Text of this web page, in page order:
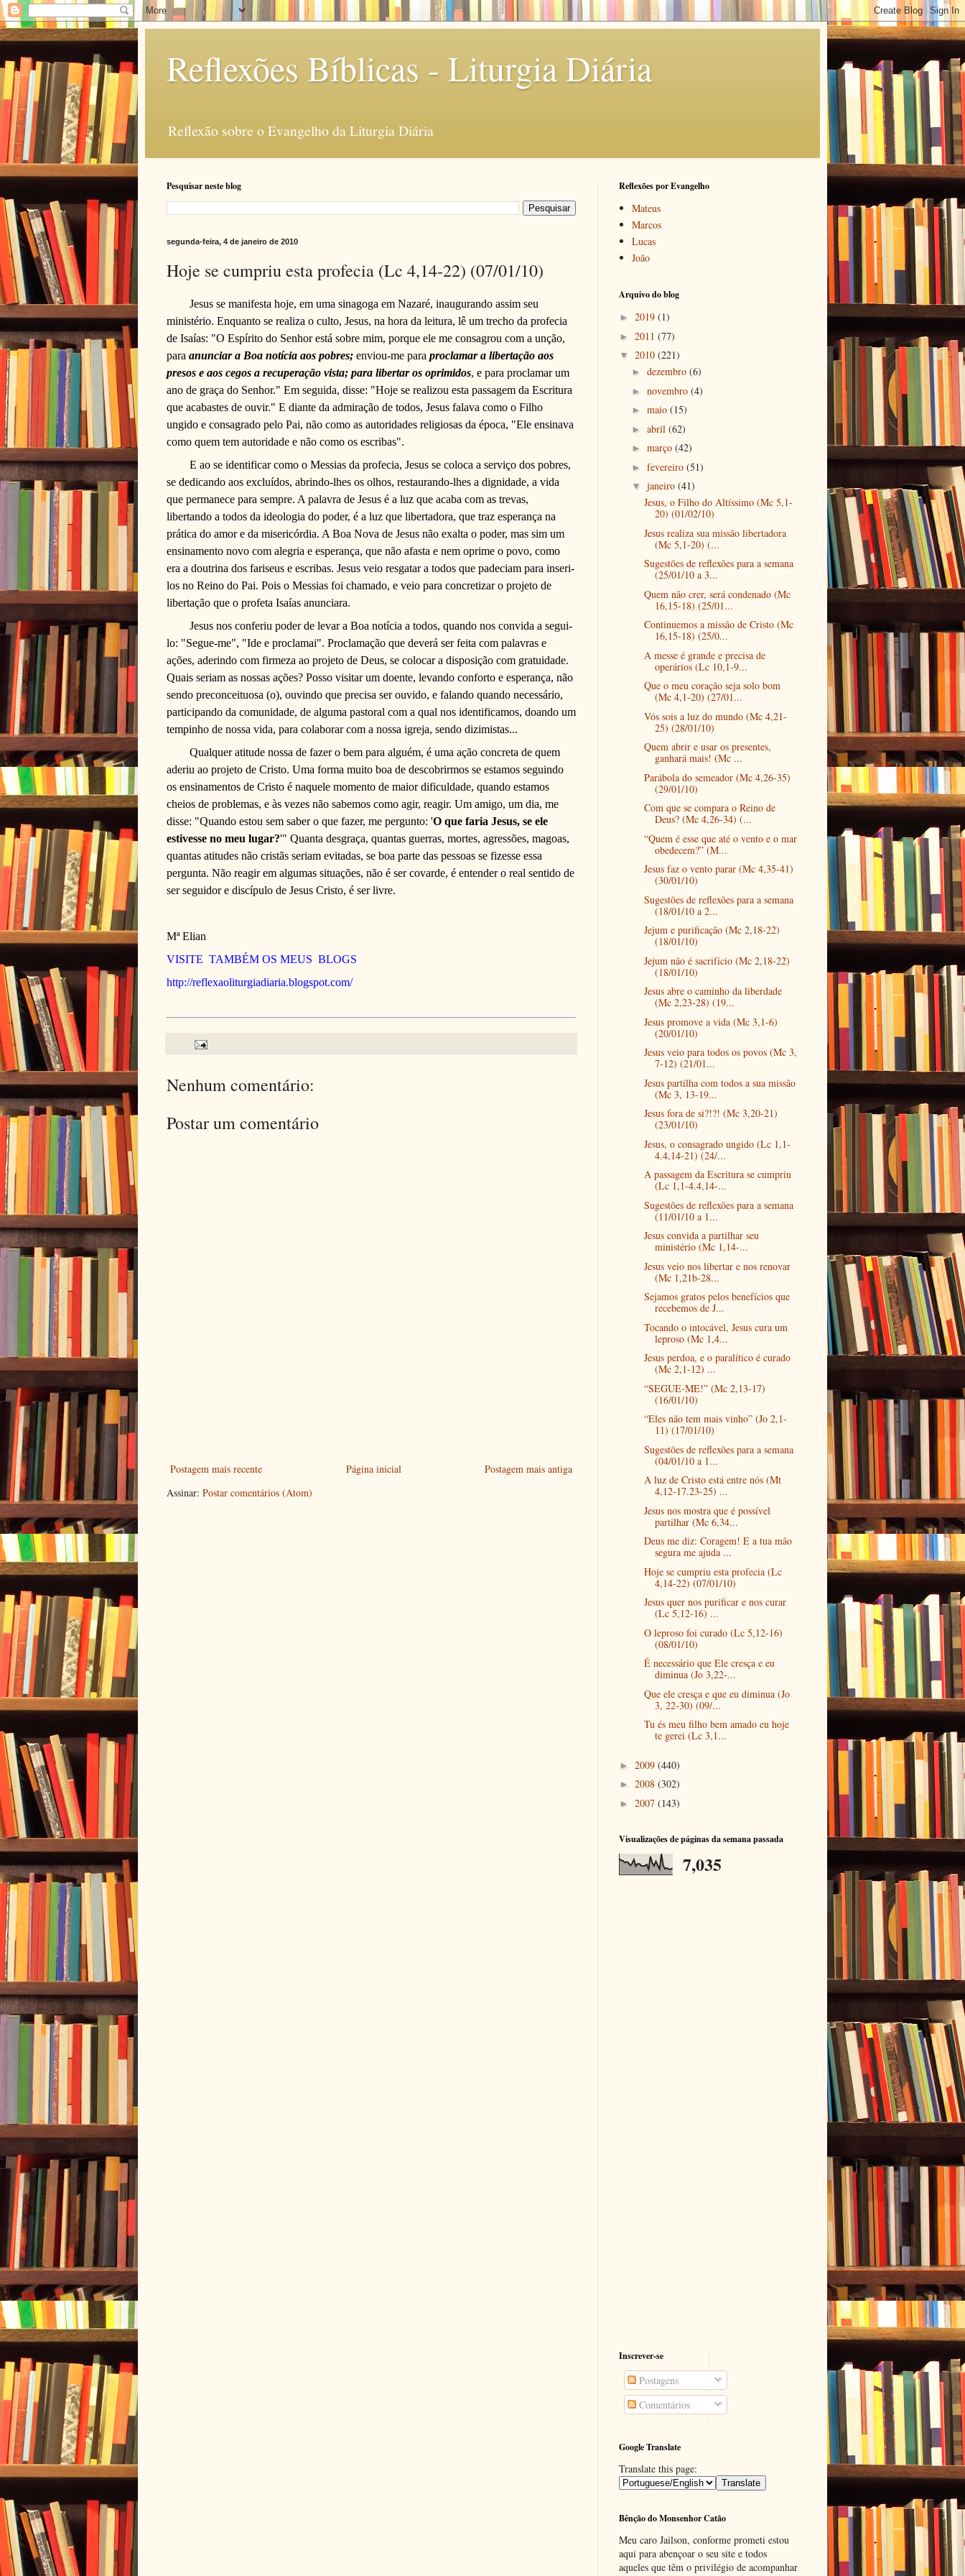
Reflexões Bíblicas - Liturgia Diária
Reflexão sobre o Evangelho da Liturgia Diária
Pesquisar neste blog
segunda-feira, 4 de janeiro de 2010
Hoje se cumpriu esta profecia (Lc 4,14-22) (07/01/10)
Jesus se manifesta hoje, em uma sinagoga em Nazaré, inaugurando assim seu
ministério. Enquanto se realiza o culto, Jesus, na hora da leitura, lê um trecho da profecia
de Isaías: "O Espírito do Senhor está sobre mim, porque ele me consagrou com a unção,
para anunciar a Boa notícia aos pobres; enviou-me para proclamar a libertação aos
presos e aos cegos a recuperação vista; para libertar os oprimidos, e para proclamar um
ano de graça do Senhor." Em seguida, disse: "Hoje se realizou esta passagem da Escritura
que acabastes de ouvir." E diante da admiração de todos, Jesus falava como o Filho
ungido e consagrado pelo Pai, não como as autoridades religiosas da época, "Ele ensinava
como quem tem autoridade e não como os escribas".
E ao se identificar como o Messias da profecia, Jesus se coloca a serviço dos pobres,
se dedicando aos excluídos, abrindo-lhes os olhos, restaurando-lhes a dignidade, a vida
que permanece para sempre. A palavra de Jesus é a luz que acaba com as trevas,
libertando a todos da ideologia do poder, é a luz que libertadora, que traz esperança na
prática do amor e da misericórdia. A Boa Nova de Jesus não exalta o poder, mas sim um
ensinamento novo com alegria e esperança, que não afasta e nem oprime o povo, como
era a doutrina dos fariseus e escribas. Jesus veio resgatar a todos que padeciam para inseri-
los no Reino do Pai. Pois o Messias foi chamado, e veio para concretizar o projeto de
libertação que o profeta Isaías anunciara.
Jesus nos conferiu poder de levar a Boa notícia a todos, quando nos convida a segui-
lo: "Segue-me", "Ide e proclamai". Proclamação que deverá ser feita com palavras e
ações, aderindo com firmeza ao projeto de Deus, se colocar a disposição com gratuidade.
Quais seriam as nossas ações? Posso visitar um doente, levando conforto e esperança, não
sendo preconceituosa (o), ouvindo que precisa ser ouvido, e falando quando necessário,
participando da comunidade, de alguma pastoral com a qual nos identificamos, doando um
tempinho de nossa vida, para colaborar com a nossa igreja, sendo dizimistas...
Qualquer atitude nossa de fazer o bem para alguém, é uma ação concreta de quem
aderiu ao projeto de Cristo. Uma forma muito boa de descobrirmos se estamos seguindo
os ensinamentos de Cristo é naquele momento de maior dificuldade, quando estamos
cheios de problemas, e às vezes não sabemos como agir, reagir. Um amigo, um dia, me
disse: "Quando estou sem saber o que fazer, me pergunto: 'O que faria Jesus, se ele
estivesse no meu lugar?'" Quanta desgraça, quantas guerras, mortes, agressões, magoas,
quantas atitudes não cristãs seriam evitadas, se boa parte das pessoas se fizesse essa
pergunta. Não reagir em algumas situações, não é ser covarde, é entender o real sentido de
ser seguidor e discípulo de Jesus Cristo, é ser livre.
Mª Elian
VISITE TAMBÉM OS MEUS BLOGS
http://reflexaoliturgiadiaria.blogspot.com/
Nenhum comentário:
Postar um comentário
Postagem mais recente Postagem mais antiga
Página inicial
Assinar: Postar comentários (Atom)
Reflexões por Evangelho
Mateus
Marcos
Lucas
João
Arquivo do blog
► 2019 (1)
► 2011 (77)
▼ 2010 (221)
► dezembro (6)
► novembro (4)
► maio (15)
► abril (62)
► março (42)
► fevereiro (51)
▼ janeiro (41)
Jesus, o Filho do Altíssimo (Mc 5,1-
20) (01/02/10)
Jesus realiza sua missão libertadora
(Mc 5,1-20) (...
Sugestões de reflexões para a semana
(25/01/10 a 3...
Quem não crer, será condenado (Mc
16,15-18) (25/01...
Continuemos a missão de Cristo (Mc
16,15-18) (25/0...
A messe é grande e precisa de
operários (Lc 10,1-9...
Que o meu coração seja solo bom
(Mc 4,1-20) (27/01...
Vós sois a luz do mundo (Mc 4,21-
25) (28/01/10)
Quem abrir e usar os presentes,
ganhará mais! (Mc ...
Parábola do semeador (Mc 4,26-35)
(29/01/10)
Com que se compara o Reino de
Deus? (Mc 4,26-34) (...
“Quem é esse que até o vento e o mar
obedecem?” (M...
Jesus faz o vento parar (Mc 4,35-41)
(30/01/10)
Sugestões de reflexões para a semana
(18/01/10 a 2...
Jejum e purificação (Mc 2,18-22)
(18/01/10)
Jejum não é sacrifício (Mc 2,18-22)
(18/01/10)
Jesus abre o caminho da liberdade
(Mc 2,23-28) (19...
Jesus promove a vida (Mc 3,1-6)
(20/01/10)
Jesus veio para todos os povos (Mc 3,
7-12) (21/01...
Jesus partilha com todos a sua missão
(Mc 3, 13-19...
Jesus fora de si?!?! (Mc 3,20-21)
(23/01/10)
Jesus, o consagrado ungido (Lc 1,1-
4.4,14-21) (24/...
A passagem da Escritura se cumpriu
(Lc 1,1-4.4,14-...
Sugestões de reflexões para a semana
(11/01/10 a 1...
Jesus convida a partilhar seu
ministério (Mc 1,14-...
Jesus veio nos libertar e nos renovar
(Mc 1,21b-28...
Sejamos gratos pelos benefícios que
recebemos de J...
Tocando o intocável, Jesus cura um
leproso (Mc 1,4...
Jesus perdoa, e o paralítico é curado
(Mc 2,1-12) ...
“SEGUE-ME!” (Mc 2,13-17)
(16/01/10)
“Eles não tem mais vinho” (Jo 2,1-
11) (17/01/10)
Sugestões de reflexões para a semana
(04/01/10 a 1...
A luz de Cristo está entre nós (Mt
4,12-17.23-25) ...
Jesus nos mostra que é possível
partilhar (Mc 6,34...
Deus me diz: Coragem! E a tua mão
segura me ajuda ...
Hoje se cumpriu esta profecia (Lc
4,14-22) (07/01/10)
Jesus quer nos purificar e nos curar
(Lc 5,12-16) ...
O leproso foi curado (Lc 5,12-16)
(08/01/10)
É necessário que Ele cresça e eu
diminua (Jo 3,22-...
Que ele cresça e que eu diminua (Jo
3, 22-30) (09/...
Tu és meu filho bem amado eu hoje
te gerei (Lc 3,1...
► 2009 (440)
► 2008 (302)
► 2007 (143)
Visualizações de páginas da semana passada
7,035
Inscrever-se
Postagens
Comentários
Google Translate
Translate this page:
Bênção do Monsenhor Catão
Meu caro Jailson, conforme prometi estou
aqui para abençoar o seu site e todos
aqueles que têm o privilégio de acompanhar